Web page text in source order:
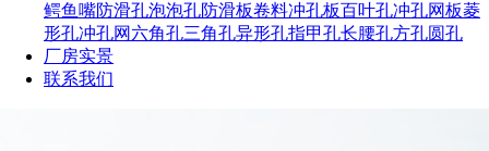
鳄鱼嘴防滑孔泡泡孔防滑板卷料冲孔板百叶孔冲孔网板菱
形孔冲孔网 六角孔三角孔异形孔指甲孔长腰孔方孔圆孔
厂房实景
联系我们